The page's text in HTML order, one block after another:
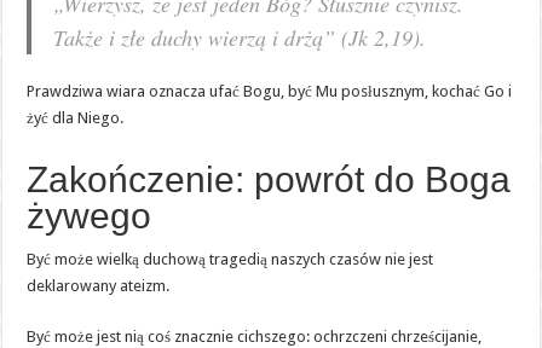
Także i złe duchy wierzą i drżą” (Jk 2,19).
Prawdziwa wiara oznacza ufać Bogu, być Mu posłusznym, kochać Go i
żyć dla Niego.
Zakończenie: powrót do Boga
żywego
Być może wielką duchową tragedią naszych czasów nie jest
deklarowany ateizm.
Być może jest nią coś znacznie cichszego: ochrzczeni chrześcijanie,